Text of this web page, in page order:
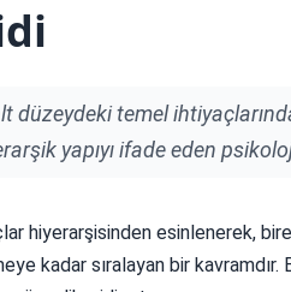
düzeydeki temel
yapıyı ifade eden
hiyerarşisinden esinlenerek,
kadar sıralayan bir